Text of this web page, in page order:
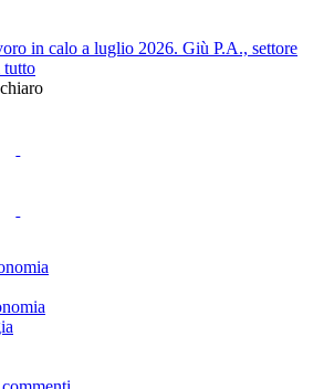
in calo a luglio 2026. Giù P.A., settore
tutto